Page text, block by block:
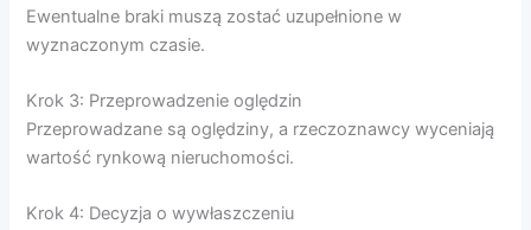
Ewentualne braki muszą zostać uzupełnione w
wyznaczonym czasie.
Krok 3: Przeprowadzenie oględzin
Przeprowadzane są oględziny, a rzeczoznawcy wyceniają
wartość rynkową nieruchomości.
Krok 4: Decyzja o wywłaszczeniu